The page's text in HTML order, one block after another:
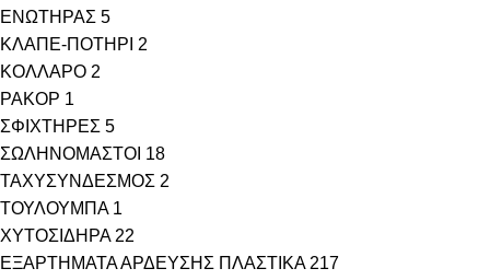
ΕΝΩΤΗΡΑΣ 5
ΚΛΑΠΕ-ΠΟΤΗΡΙ 2
ΚΟΛΛΑΡΟ 2
ΡΑΚΟΡ 1
ΣΦΙΧΤΗΡΕΣ 5
ΣΩΛΗΝΟΜΑΣΤΟΙ 18
ΤΑΧΥΣΥΝΔΕΣΜΟΣ 2
ΤΟΥΛΟΥΜΠΑ 1
ΧΥΤΟΣΙΔΗΡΑ 22
ΕΞΑΡΤΗΜΑΤΑ ΑΡΔΕΥΣΗΣ ΠΛΑΣΤΙΚΑ 217